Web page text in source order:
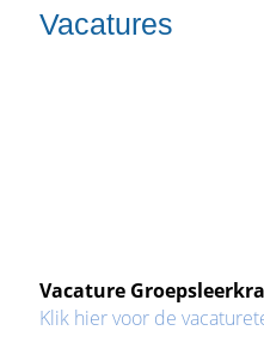
Vacatures
Vacature
Klik hier voor de